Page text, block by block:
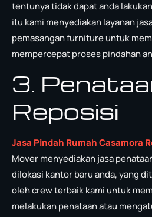
tentunya tidak dapat anda
itu kami menyediakan layanan
pemasangan furniture untuk
mempercepat proses pindahan
3.
Reposisi
Jasa Pindah Rumah Casamora
Mover menyediakan jasa
dilokasi kantor baru anda, yang
oleh crew terbaik kami untuk
melakukan penataan atau